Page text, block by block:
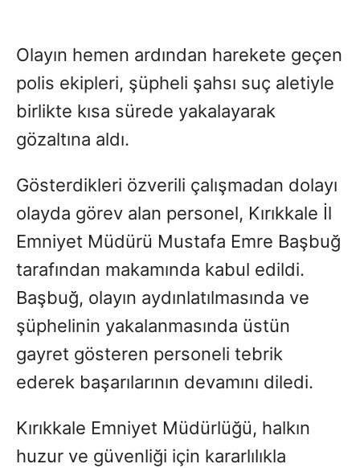
Olayın hemen ardından harekete geçen
polis ekipleri, şüpheli şahsı suç aletiyle
birlikte kısa sürede yakalayarak
gözaltına aldı.
Gösterdikleri özverili çalışmadan dolayı
olayda görev alan personel, Kırıkkale İl
Emniyet Müdürü Mustafa Emre Başbuğ
tarafından makamında kabul edildi.
Başbuğ, olayın aydınlatılmasında ve
şüphelinin yakalanmasında üstün
gayret gösteren personeli tebrik
ederek başarılarının devamını diledi.
Kırıkkale Emniyet Müdürlüğü, halkın
huzur ve güvenliği için kararlılıkla